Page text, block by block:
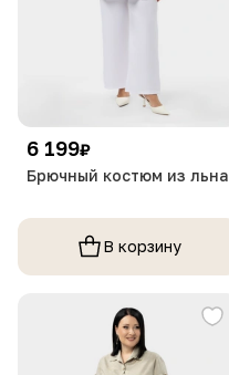
6 199₽
Брючный костюм из льна
В корзину